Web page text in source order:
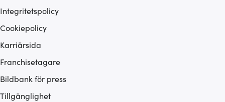
Integritetspolicy
Cookiepolicy
Karriärsida
Franchisetagare
Bildbank för press
Tillgänglighet